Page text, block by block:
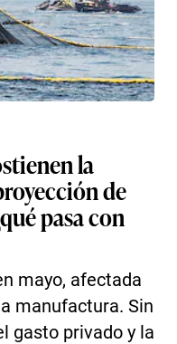
la
de
pasa con
mayo, afectada
manufactura. Sin
gasto privado y la